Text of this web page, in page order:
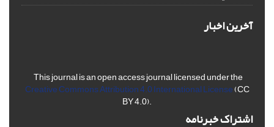
آخرین اخبار
This journal is an open access journal licensed under the
Creative Commons Attribution 4.0 International License(CC
BY 4.0).
اشتراک خبرنامه